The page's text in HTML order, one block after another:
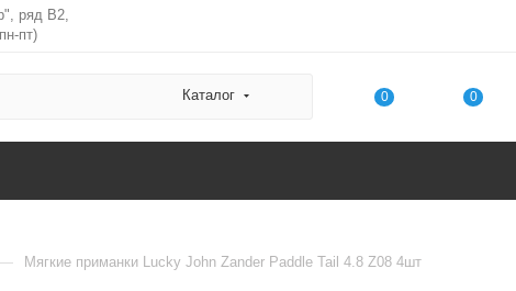
ряд В2,
пт)
Каталог 0 0
Мягкие приманки Lucky John Zander Paddle Tail 4.8 Z08 4шт